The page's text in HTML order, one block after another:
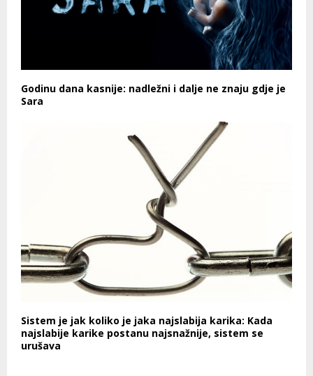
Godinu dana kasnije: nadležni i dalje ne znaju gdje je
Sara
Sistem je jak koliko je jaka najslabija karika: Kada
najslabije karike postanu najsnažnije, sistem se
urušava